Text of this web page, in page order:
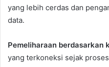
yang lebih cerdas dan
data.
Pemeliharaan berdasarkan
yang terkoneksi sejak